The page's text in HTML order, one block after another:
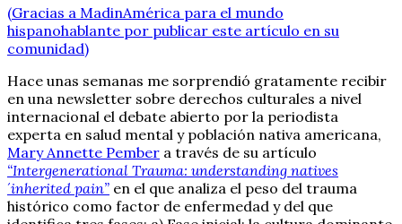
(Gracias a MadinAmérica para el mundo
hispanohablante por publicar este artículo en su
comunidad)
Hace unas semanas me sorprendió gratamente recibir
en una newsletter sobre derechos culturales a nivel
internacional el debate abierto por la periodista
experta en salud mental y población nativa americana,
Mary Annette Pember a través de su artículo
“Intergenerational Trauma: understanding natives
´inherited pain” en el que analiza el peso del trauma
histórico como factor de enfermedad y del que